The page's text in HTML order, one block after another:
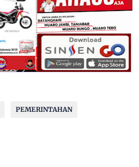
PEMERINTAHAN